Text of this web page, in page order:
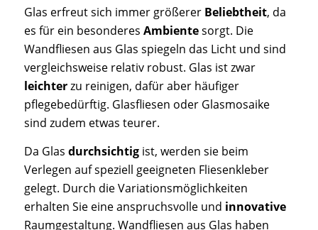
Glas erfreut sich immer größerer Beliebtheit, da
es für ein besonderes Ambientesorgt. Die
Wandfliesen aus Glas spiegeln das Licht und sind
vergleichsweise relativ robust. Glas ist zwar
leichterzu reinigen, dafür aber häufiger
pflegebedürftig. Glasfliesen oder Glasmosaike
sind zudem etwas teurer.
Da Glas durchsichtigist, werden sie beim
Verlegen auf speziell geeigneten Fliesenkleber
gelegt. Durch die Variationsmöglichkeiten
erhalten Sie eine anspruchsvolle und innovative
Raumgestaltung. Wandfliesen aus Glas haben